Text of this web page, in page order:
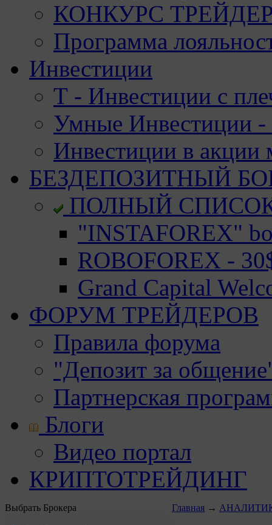
КОНКУРС
Программа
Инвестиции
Т - Инвестиции с
Умные Инвестиции -
Инвестиции в акции
БЕЗДЕПОЗИТНЫЙ
ПОЛНЫЙ
"INSTAFOREX"
ROBOFOREX -
Grand Capital
ФОРУМ ТРЕЙДЕРОВ
Правила форума
"Депозит за
Партнерская
Блоги
Видео портал
КРИПТОТРЕЙДИНГ
Выбрать Брокера Главная →